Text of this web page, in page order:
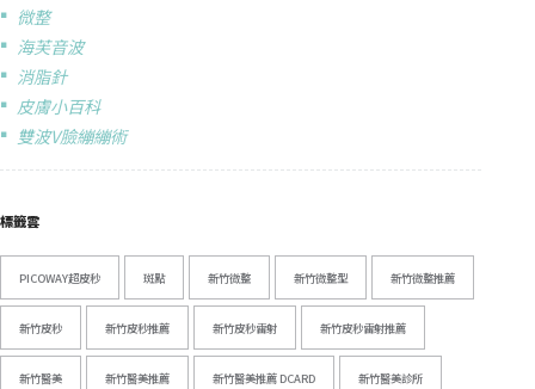
微整
海芙音波
消脂針
皮膚小百科
雙波V臉繃繃術
標籤雲
PICOWAY超皮秒 斑點 新竹微整 新竹微整型 新竹微整推薦
新竹皮秒 新竹皮秒推薦 新竹皮秒雷射 新竹皮秒雷射推薦
新竹醫美 新竹醫美推薦 新竹醫美推薦 DCARD 新竹醫美診所